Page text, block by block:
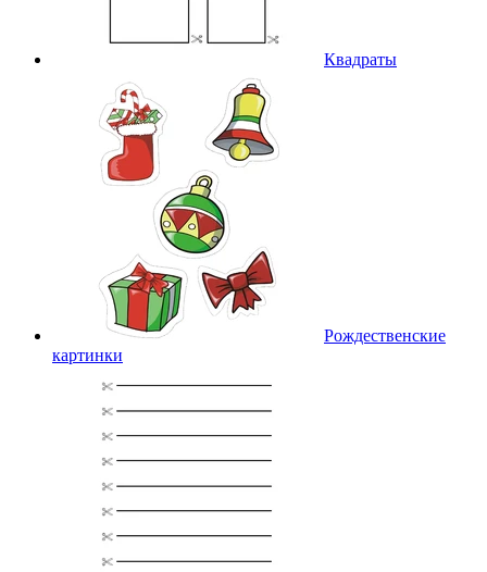
Квадраты
Рождественские
картинки